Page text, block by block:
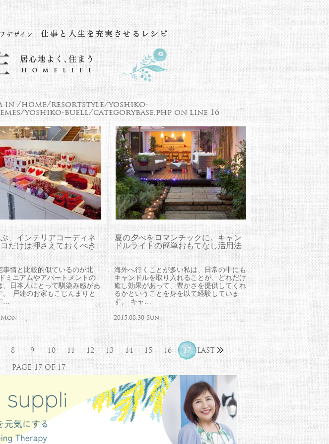
in/home/resortstyle/yoshiko-
yoshiko-buell/categorybase.phpon line 16
、インテリアコーディネ
だけは押さえておくべき
事情と比較的似ているのが北
ミニアムやアパートメントの
、日本人にとって馴染み感があ
。 戸建のお家もこじんまりと
…
Mon
夏の夕べをロマンチックに。キャン
ドルライトの簡単おもてなし活用法
海外へ行くことが多い私は、日常の中にも
キャンドルを取り入れることが、どれだけ
癒し効果があって、豊かさを提供してくれ
るかということを身を以て経験していま
す。 キャ…
2015.08.30 Sun
8 9 10 11 12 13 14 15 16 17
LAST
PAGE 17 OF 17